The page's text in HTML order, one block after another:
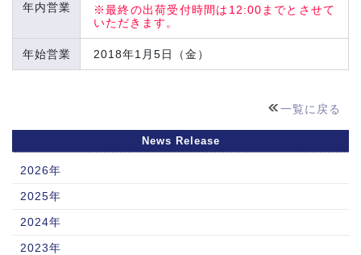
年内営業
※最終の出荷受付時間は12:00までとさせて
いただきます。
年始営業 2018年1月5日（金）
一覧に戻る
News Release
2026年
2025年
2024年
2023年